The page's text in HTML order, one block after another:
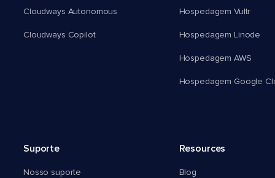
Cloudways Autonomous
Cloudways Copilot
Hospedagem Vultr
Hospedagem Linode
Hospedagem AWS
Hospedagem Google
Suporte
Nosso suporte
Resources
Blog